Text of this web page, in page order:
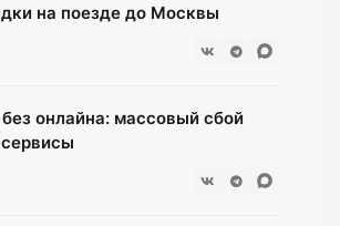
на поезде до Москвы
онлайна: массовый сбой